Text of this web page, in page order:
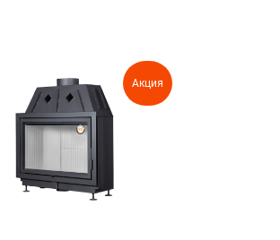
Акция